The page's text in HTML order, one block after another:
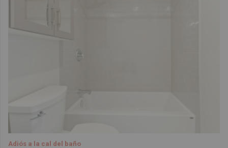
Adiós a la cal del baño